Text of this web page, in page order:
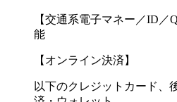
【交通系電子マネー／ID／
能
【オンライン決済】
以下のクレジットカード、